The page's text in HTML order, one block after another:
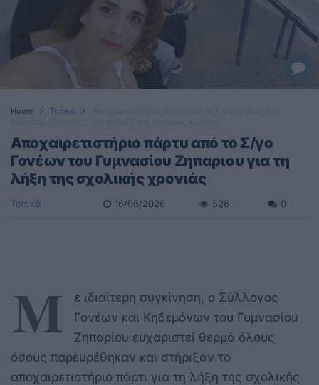
Home Τοπικά
Αποχαιρετιστήριο πάρτυ από το Σ/γο
Γονέων του Γυμνασίου Ζηπαριου για τη
λήξη της σχολικής χρονιάς
Τοπικά 16/06/2026 526 0
Μ
ε ιδιαίτερη συγκίνηση, ο Σύλλογος
Γονέων και Κηδεμόνων του Γυμνασίου
Ζηπαρίου ευχαριστεί θερμά όλους
όσους παρευρέθηκαν και στήριξαν το
αποχαιρετιστήριο πάρτι για τη λήξη της σχολικής